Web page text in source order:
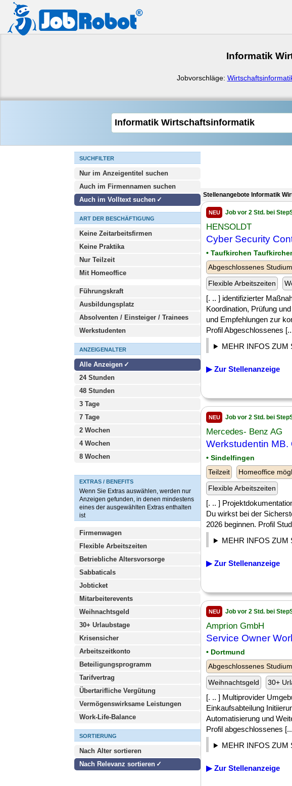
Informatik
Jobvorschläge:
SUCHFILTER
Nur im Anzeigentitel suchen
Auch im Firmennamen suchen
Auch im Volltext suchen
ART DER BESCHÄFTIGUNG
Keine Zeitarbeitsfirmen
Keine Praktika
Nur Teilzeit
Mit Homeoffice
Führungskraft
Ausbildungsplatz
Absolventen / Einsteiger / Trainees
Werkstudenten
ANZEIGENALTER
Alle Anzeigen
24 Stunden
48 Stunden
3 Tage
7 Tage
2 Wochen
4 Wochen
8 Wochen
EXTRAS / BENEFITS
Wenn Sie Extras auswählen, werden nur
Anzeigen gefunden, in denen mindestens
eines der ausgewählten Extras enthalten
ist
Firmenwagen
Flexible Arbeitszeiten
Betriebliche Altersvorsorge
Sabbaticals
Jobticket
Mitarbeiterevents
Weihnachtsgeld
30+ Urlaubstage
Krisensicher
Arbeitszeitkonto
Beteiligungsprogramm
Tarifvertrag
Übertarifliche Vergütung
Vermögenswirksame Leistungen
Work-Life-Balance
SORTIERUNG
Nach Alter sortieren
Nach Relevanz sortieren
Stellenangebote Informatik
NEU Job vor 2 Std. bei
HENSOLDT
Cyber Security
• Taufkirchen
Abgeschlossenes Studium
Flexible Arbeitszeiten
[. .. ] identifizierter
Koordination, Prüfung
und Empfehlungen zur
Profil Abgeschlossenes
MEHR INFOS ZUM
▶ Zur Stellenanzeige
NEU Job vor 2 Std. bei
Mercedes- Benz AG
Werkstudentin MB.
• Sindelfingen
Teilzeit
Homeoffice
Flexible Arbeitszeiten
[. .. ]
Du wirkst bei der
2026 beginnen. Profil
MEHR INFOS ZUM
▶ Zur Stellenanzeige
NEU Job vor 2 Std. bei
Amprion GmbH
Service Owner
• Dortmund
Abgeschlossenes Studium
Weihnachtsgeld
30+
[. .. ] Multiprovider
Einkaufsabteilung
Automatisierung und
Profil abgeschlossenes
MEHR INFOS ZUM
▶ Zur Stellenanzeige